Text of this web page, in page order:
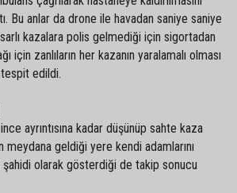
Bu anlar da drone ile havadan saniye saniye
kazalara polis gelmediği için sigortadan
için zanlıların her kazanın yaralamalı olması
tespit edildi.
ayrıntısına kadar düşünüp sahte kaza
meydana geldiği yere kendi adamlarını
olarak gösterdiği de takip sonucu